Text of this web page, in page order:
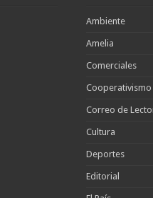
Ambiente
Amelia
Comerciales
Cooperativismo
Correo de
Cultura
Deportes
Editorial